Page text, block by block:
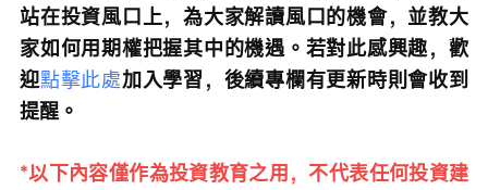
站在投資風口上，為大家解讀風口的機會，並教大
家如何用期權把握其中的機遇。若對此感興趣，歡
迎點擊此處加入學習，後續專欄有更新時則會收到
提醒。
*以下內容僅作為投資教育之用，不代表任何投資建